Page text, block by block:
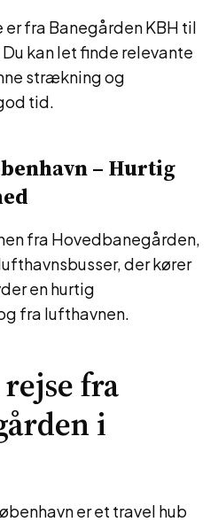
fra Banegården KBH til
kan let finde relevante
strækning og
tid.
– Hurtig
fra Hovedbanegården,
der kører
en hurtig
fra lufthavnen.
fra
i
er et travel hub